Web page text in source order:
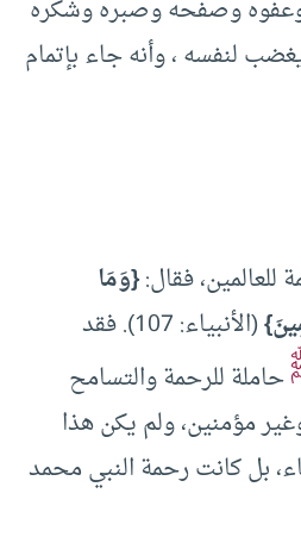
وصفحه وصبره وشكره
لنفسه ، وأنه جاء بإتمام
للعالمين، فقال:{وَمَا
(الأنبياء: 107). فقد
حاملة للرحمة والتسامح
مؤمنين، ولم يكن هذا
بل كانت رحمة النبي محمد